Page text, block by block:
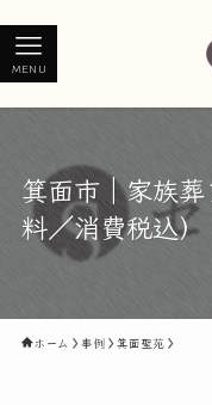
MENU
箕面市｜家族
料／消費税込）
ホーム 事例 箕面聖苑